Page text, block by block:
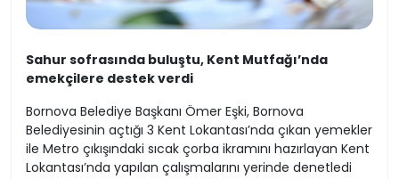
Sahur sofrasında buluştu, Kent Mutfağı’nda
emekçilere destek verdi
Bornova Belediye Başkanı Ömer Eşki, Bornova
Belediyesinin açtığı 3 Kent Lokantası’nda çıkan yemekler
ile Metro çıkışındaki sıcak çorba ikramını hazırlayan Kent
Lokantası’nda yapılan çalışmalarını yerinde denetledi